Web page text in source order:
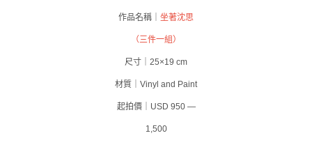
作品名稱｜ 坐著沈思
（三件一組）
尺寸｜25×19 cm
材質｜Vinyl and Paint
起拍價｜USD 950 —
1,500